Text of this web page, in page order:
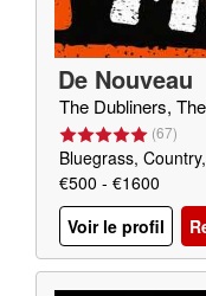
De Nouveau
The Dubliners,
(67)
Bluegrass,
€500 - €1600
Voir le profil